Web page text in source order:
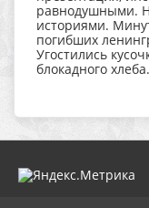
равнодушными.
историями.
погибших
Угостились
блокадного хлеба.